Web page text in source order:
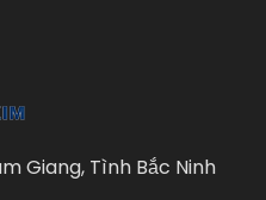
Giang, Tình Bắc Ninh